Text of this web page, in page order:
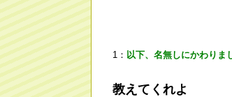
1： 以下、名無しにかわりま
教えてくれよ